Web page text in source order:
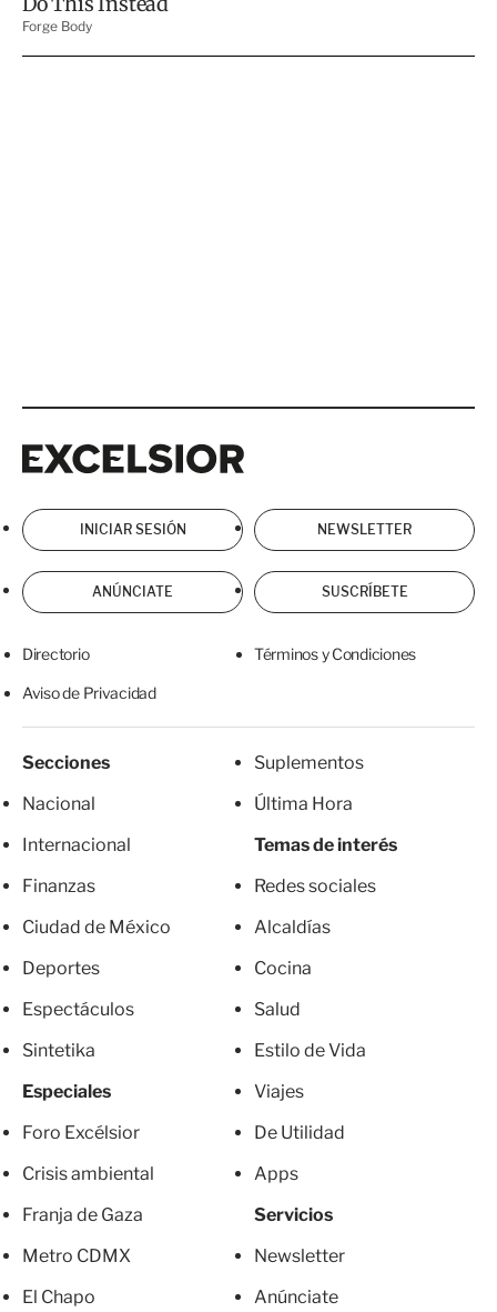
INICIAR SESIÓN NEWSLETTER
ANÚNCIATE SUSCRÍBETE
Directorio Términos y Condiciones
Aviso de Privacidad
Secciones
Nacional
Internacional
Finanzas
Ciudad de México
Deportes
Espectáculos
Sintetika
Especiales
Foro Excélsior
Crisis ambiental
Franja de Gaza
Metro CDMX
El Chapo
Suplementos
Última Hora
Temas de interés
Redes sociales
Alcaldías
Cocina
Salud
Estilo de Vida
Viajes
De Utilidad
Apps
Servicios
Newsletter
Anúnciate